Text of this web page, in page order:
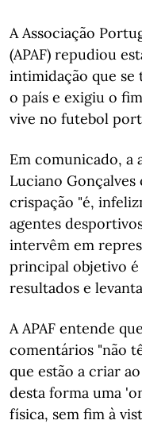
A Associação
(APAF) repudiou
intimidação que
o país e exigiu o
vive no futebol
Em comunicado, a
Luciano
crispação "é,
agentes
intervêm em
principal objetivo
resultados e
A APAF entende
comentários "não
que estão a criar
desta forma uma
física, sem fim à